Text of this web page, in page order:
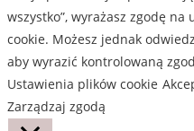
wszystko”, wyrażasz zgodę na
cookie. Możesz jednak
aby wyrazić kontrolowaną
Ustawienia plików cookie
Zarządzaj zgodą